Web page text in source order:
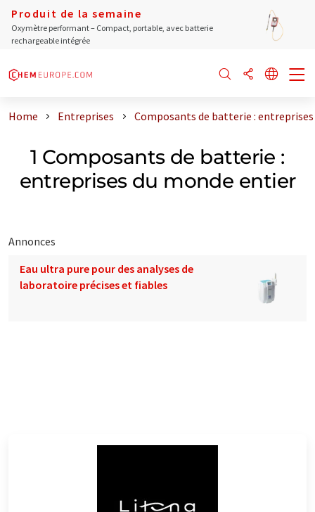
Produit de la semaine
Oxymètre performant – Compact, portable, avec batterie
rechargeable intégrée
Home Entreprises Composants de batterie :
1 Composants de batterie :
entreprises du monde entier
Annonces
Eau ultra pure pour des analyses de
laboratoire précises et fiables